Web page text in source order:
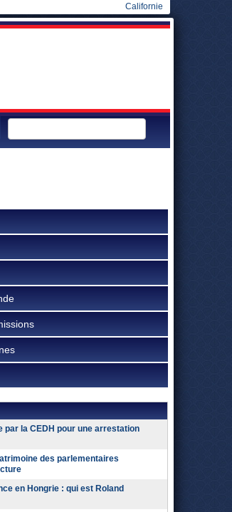
Californie
par la CEDH pour une arrestation
des parlementaires
en Hongrie : qui est Roland